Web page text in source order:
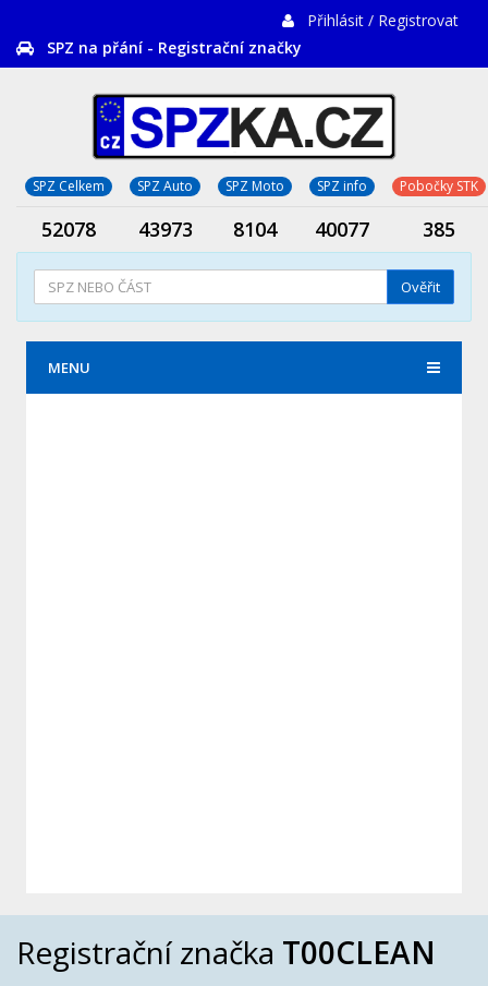
Přihlásit / Registrovat
SPZ na přání - Registrační značky
SPZ Celkem SPZ Auto SPZ Moto SPZ info Pobočky STK
52078 43973 8104 40077 385
Ověřit
MENU
Registrační značka T00CLEAN